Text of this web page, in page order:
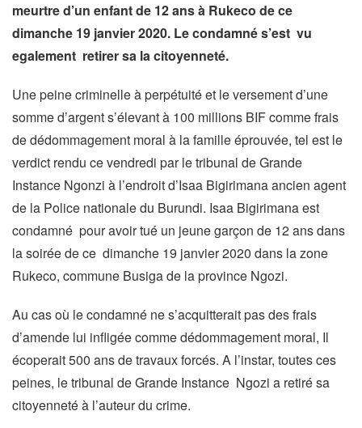
meurtre d’un enfant de 12 ans à Rukeco de ce
dimanche 19 janvier 2020. Le condamné s’est vu
egalement retirer sa la citoyenneté.
Une peine criminelle à perpétuité et le versement d’une
somme d’argent s’élevant à 100 millions BIF comme frais
de dédommagement moral à la famille éprouvée, tel est le
verdict rendu ce vendredi par le tribunal de Grande
Instance Ngonzi à l’endroit d’Isaa Bigirimana ancien agent
de la Police nationale du Burundi. Isaa Bigirimana est
condamné pour avoir tué un jeune garçon de 12 ans dans
la soirée de ce dimanche 19 janvier 2020 dans la zone
Rukeco, commune Busiga de la province Ngozi.
Au cas où le condamné ne s’acquitterait pas des frais
d’amende lui infligée comme dédommagement moral, Il
écoperait 500 ans de travaux forcés. A l’instar, toutes ces
peines, le tribunal de Grande Instance Ngozi a retiré sa
citoyenneté à l’auteur du crime.